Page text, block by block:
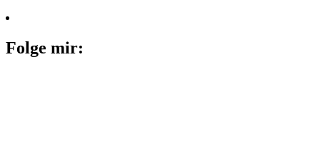
Folge mir: